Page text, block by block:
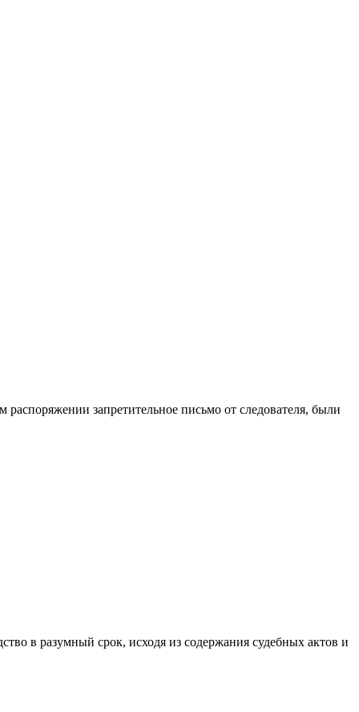
запретительное письмо от следователя, были
в разумный срок, исходя из содержания судебных актов и